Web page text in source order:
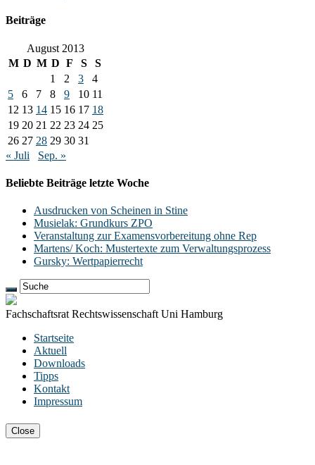
Beiträge
August 2013
M D M D F S
S
1
2 3
4
5
6 7 8 9 10 11
12 13 14 15 16 17 18
19 20 21 22 23 24 25
26 27 28 29 30 31
« Juli
Sep. »
Beliebte Beiträge letzte Woche
Ausdrucken von Scheinen in Stine
Musielak: Grundkurs ZPO
Veranstaltung zur Examensvorbereitung ohne Rep
Martens/ Koch: Mustertexte zum Verwaltungsprozess
Gursky: Wertpapierrecht
Fachschaftsrat Rechtswissenschaft Uni Hamburg
Startseite
Aktuell
Downloads
Tipps
Kontakt
Impressum
Close